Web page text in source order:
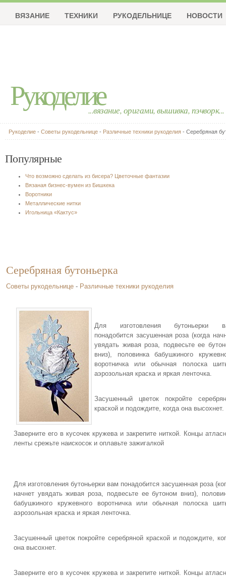
Рукоделие...вязание, оригами, вышивка, пэчворк...
ВЯЗАНИЕ ТЕХНИКИ РУКОДЕЛЬНИЦЕ НОВОСТИ
Рукоделие - Советы рукодельнице - Различные техники рукоделия - Серебряная
Популярные
Что возможно сделать из бисера? Цветочные фантазии
Вязаная бизнес-вумен из Бишкека
Воротники
Металлические нитки
Игольница «Кактус»
Серебряная бутоньерка
Советы рукодельнице - Различные техники рукоделия
Для изготовления бутоньерки
понадобится засушенная роза (когда
увядать живая роза, подвесьте ее
вниз), половинка бабушкиного
воротничка или обычная полоска
аэрозольная краска и яркая ленточка.
Засушенный цветок покройте
краской и подождите, когда она высохнет.
Заверните его в кусочек кружева и закрепите ниткой. Концы
ленты срежьте наискосок и оплавьте зажигалкой
Для изготовления бутоньерки вам понадобится засушенная роза
начнет увядать живая роза, подвесьте ее бутоном вниз),
бабушкиного кружевного воротничка или обычная полоска
аэрозольная краска и яркая ленточка.
Засушенный цветок покройте серебряной краской и подождите,
она высохнет.
Заверните его в кусочек кружева и закрепите ниткой. Концы